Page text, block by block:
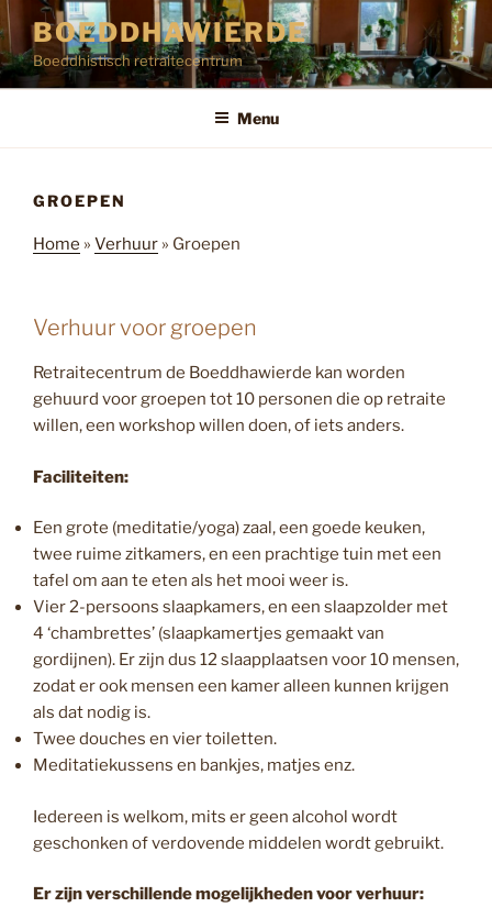
Ga
naar
de
inhoud
BOEDDHAWIERDE
Boeddhistisch retraitecentrum
Menu
GROEPEN
Home » Verhuur » Groepen
Verhuur voor groepen
Retraitecentrum de Boeddhawierde kan worden
gehuurd voor groepen tot 10 personen die op retraite
willen, een workshop willen doen, of iets anders.
Faciliteiten:
Een grote (meditatie/yoga) zaal, een goede keuken,
twee ruime zitkamers, en een prachtige tuin met een
tafel om aan te eten als het mooi weer is.
Vier 2-persoons slaapkamers, en een slaapzolder met
4 ‘chambrettes’ (slaapkamertjes gemaakt van
gordijnen). Er zijn dus 12 slaapplaatsen voor 10 mensen,
zodat er ook mensen een kamer alleen kunnen krijgen
als dat nodig is.
Twee douches en vier toiletten.
Meditatiekussens en bankjes, matjes enz.
Iedereen is welkom, mits er geen alcohol wordt
geschonken of verdovende middelen wordt gebruikt.
Er zijn verschillende mogelijkheden voor verhuur: